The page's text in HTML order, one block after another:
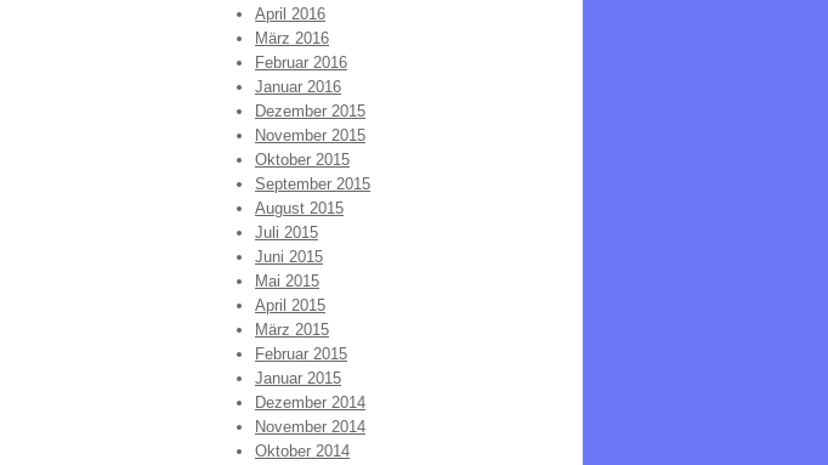
April 2016
März 2016
Februar 2016
Januar 2016
Dezember 2015
November 2015
Oktober 2015
September 2015
August 2015
Juli 2015
Juni 2015
Mai 2015
April 2015
März 2015
Februar 2015
Januar 2015
Dezember 2014
November 2014
Oktober 2014